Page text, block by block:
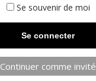
Se souvenir de moi
Continuer comme invité